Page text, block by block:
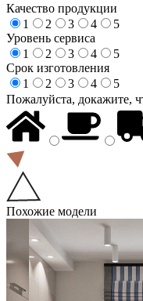
Качество продукции
1
2 3 4
5
Уровень сервиса
1
2 3 4
5
Срок изготовления
1
2 3 4
5
Пожалуйста, докажите,
Похожие модели